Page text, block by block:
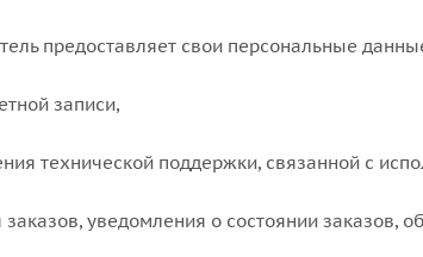
предоставляет свои персональные
записи,
технической поддержки, связанной с
уведомления о состоянии заказов,